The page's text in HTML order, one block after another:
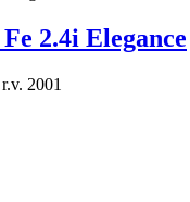
2.4i Elegance
2001